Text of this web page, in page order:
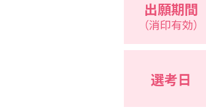
出願期間
（消印有効）
選考日